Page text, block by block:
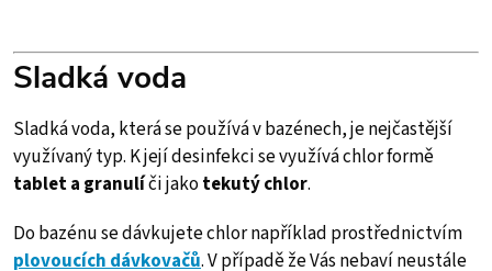
Sladká voda
Sladká voda, která se používá v bazénech, je nejčastější
využívaný typ. K její desinfekci se využívá chlor formě
tablet a granulíči jakotekutý chlor.
Do bazénu se dávkujete chlor například prostřednictvím
plovoucích dávkovačů. V případě že Vás nebaví neustále